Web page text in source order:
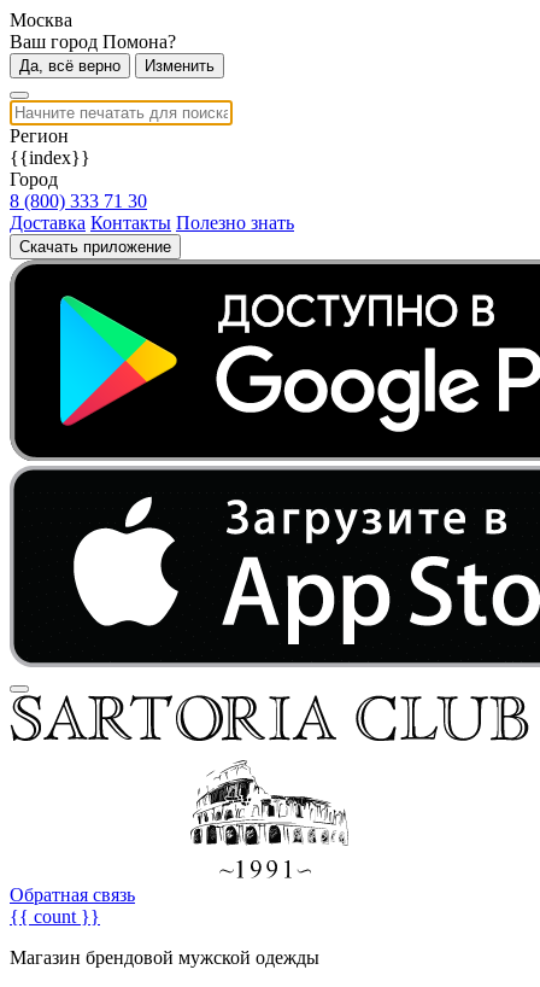
Москва
Ваш город Помона?
Да, всё верно Изменить
Регион
{{index}}
Город
8 (800) 333 71 30
Доставка Контакты Полезно знать
Скачать приложение
Обратная связь
{{ count }}
Магазин брендовой мужской одежды